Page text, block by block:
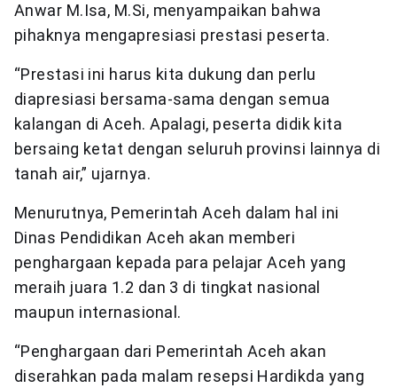
Anwar M.Isa, M.Si, menyampaikan bahwa
pihaknya mengapresiasi prestasi peserta.
“Prestasi ini harus kita dukung dan perlu
diapresiasi bersama-sama dengan semua
kalangan di Aceh. Apalagi, peserta didik kita
bersaing ketat dengan seluruh provinsi lainnya di
tanah air,” ujarnya.
Menurutnya, Pemerintah Aceh dalam hal ini
Dinas Pendidikan Aceh akan memberi
penghargaan kepada para pelajar Aceh yang
meraih juara 1.2 dan 3 di tingkat nasional
maupun internasional.
“Penghargaan dari Pemerintah Aceh akan
diserahkan pada malam resepsi Hardikda yang